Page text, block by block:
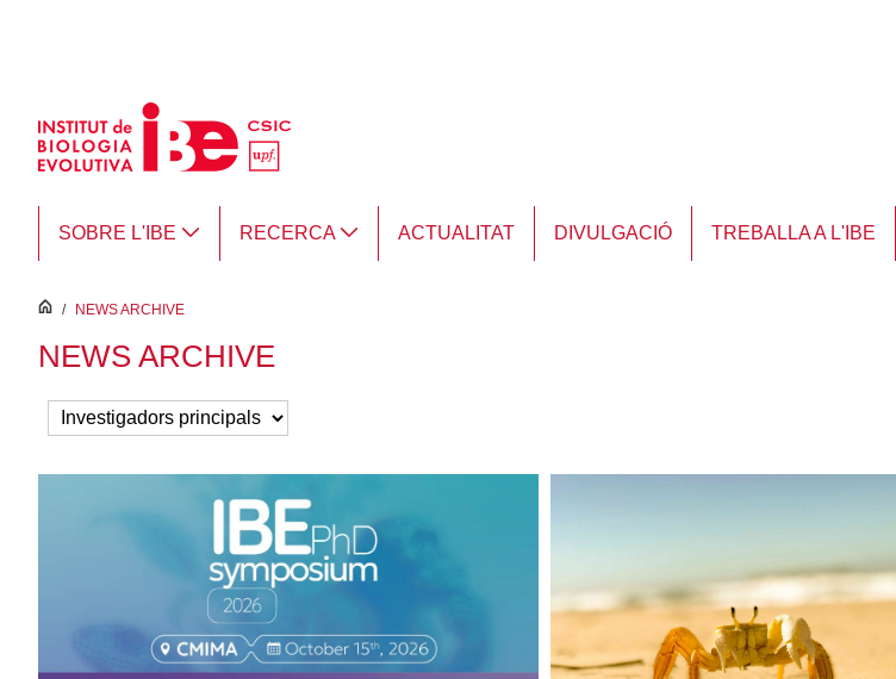
SOBRE L'IBE RECERCA ACTUALITAT DIVULGACIÓ TREBALLA A L'IBE
inici
/ NEWS ARCHIVE
NEWS ARCHIVE